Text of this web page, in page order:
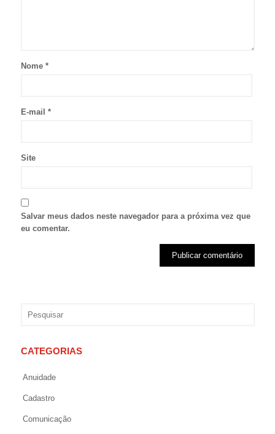
Nome *
E-mail *
Site
Salvar meus dados neste navegador para a próxima vez que
eu comentar.
CATEGORIAS
Anuidade
Cadastro
Comunicação